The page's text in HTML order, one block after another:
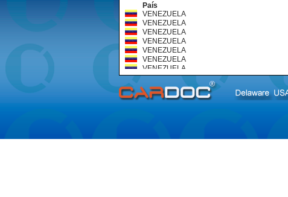
País
VENEZUELA
VENEZUELA
VENEZUELA
VENEZUELA
VENEZUELA
VENEZUELA
VENEZUELA
VENEZUELA
VENEZUELA
VENEZUELA
VENEZUELA